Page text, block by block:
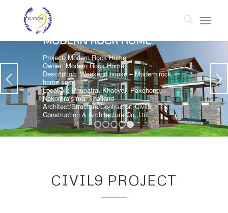
MODERN ROCK HOME
Project: Modern Rock Home
Owner: Modern Rock Home
Description: Weekend house – Modern rock
home sryle
Location: Phupatra, Khaoyai, Pakchong,
Nakornrajsima, Thailand
Architect/Structure/Contractor: Civil9
Construction & Architecture Co.,Ltd.
1 2 3 4 5
CIVIL9 PROJECT